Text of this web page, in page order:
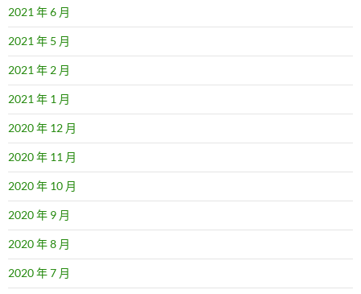
2021 年 6 月
2021 年 5 月
2021 年 2 月
2021 年 1 月
2020 年 12 月
2020 年 11 月
2020 年 10 月
2020 年 9 月
2020 年 8 月
2020 年 7 月